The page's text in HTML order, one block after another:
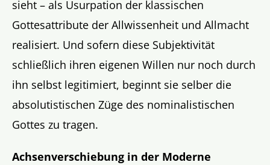
sieht – als Usurpation der klassischen
Gottesattribute der Allwissenheit und Allmacht
realisiert. Und sofern diese Subjektivität
schließlich ihren eigenen Willen nur noch durch
ihn selbst legitimiert, beginnt sie selber die
absolutistischen Züge des nominalistischen
Gottes zu tragen.
Achsenverschiebung in der Moderne